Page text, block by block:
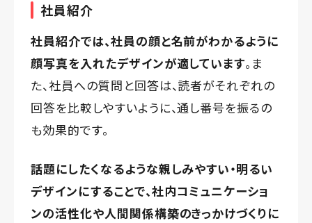
社員紹介
社員紹介では、社員の顔と名前がわかるように
顔写真を入れたデザインが適しています。ま
た、社員への質問と回答は、読者がそれぞれの
回答を比較しやすいように、通し番号を振るの
も効果的です。
話題にしたくなるような親しみやすい・明るい
デザインにすることで、社内コミュニケーショ
ンの活性化や人間関係構築のきっかけづくりに